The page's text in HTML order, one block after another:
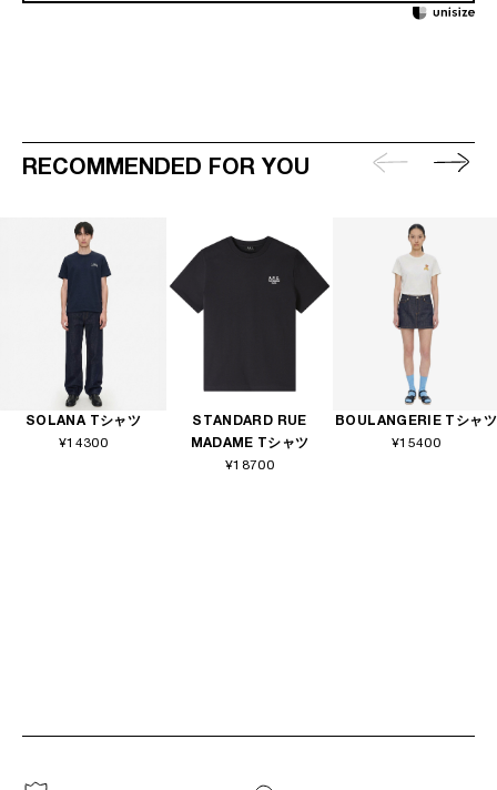
RECOMMENDED FOR YOU
SOLANA Tシャツ
¥14300
STANDARD RUE
MADAME Tシャツ
¥18700
BOULANGERIE Tシャツ
¥15400